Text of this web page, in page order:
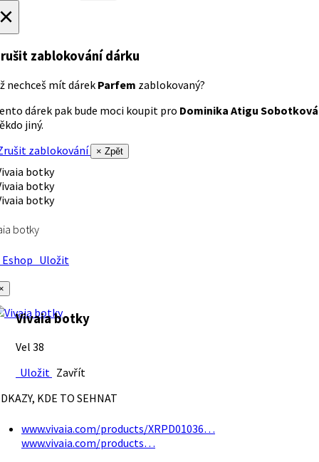
zablokování dárku
nechceš mít dárek Parfem zablokovaný?
dárek pak bude moci koupit pro Dominika Atigu Sobotková
jiný.
zablokování
× Zpět
botky
Uložit
Vivaia botky
Vel 38
Uložit Zavřít
KDE TO SEHNAT
www.vivaia.com/products/XRPD01036…
www.vivaia.com/products…